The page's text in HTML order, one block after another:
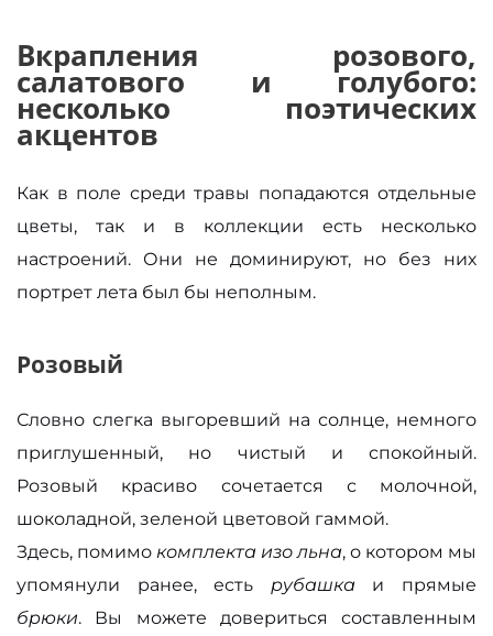
Вкрапления розового,
салатового и голубого:
несколько поэтических
акцентов
Как в поле среди травы попадаются отдельные
цветы, так и в коллекции есть несколько
настроений. Они не доминируют, но без них
портрет лета был бы неполным.
Розовый
Словно слегка выгоревший на солнце, немного
приглушенный, но чистый и спокойный.
Розовый красиво сочетается с молочной,
шоколадной, зеленой цветовой гаммой.
Здесь, помимо комплекта изо льна, о котором мы
упомянули ранее, есть рубашка и прямые
брюки. Вы можете довериться составленным